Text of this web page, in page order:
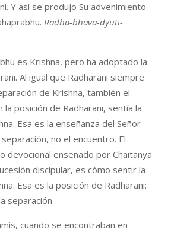
Y así se produjo Su advenimiento
Radha-bhava-dyuti-
es Krishna, pero ha adoptado la
Al igual que Radharani siempre
de Krishna, también el
la posición de Radharani, sentía la
Esa es la enseñanza del Señor
no el encuentro. El
devocional enseñado por Chaitanya
discipular, es cómo sentir la
Esa es la posición de Radharani:
separación.
cuando se encontraban en